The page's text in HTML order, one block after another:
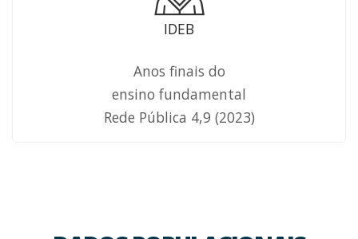
IDEB
Anos finais do
ensino fundamental
Rede Pública 4,9 (2023)